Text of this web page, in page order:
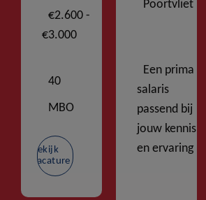
40
MBO
€2.600 -
€3.000
Bekijk
vacature
Poortvliet
Een prima
salaris
passend bij
jouw kennis
en ervaring